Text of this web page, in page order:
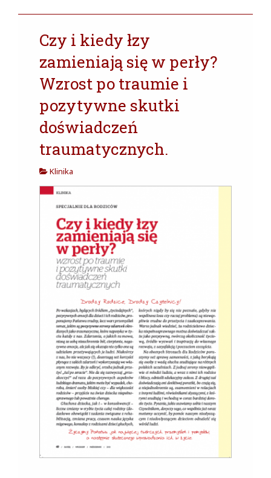
Czy i kiedy łzy
zamieniają się w perły?
Wzrost po traumie i
pozytywne skutki
doświadczeń
traumatycznych.
Klinika